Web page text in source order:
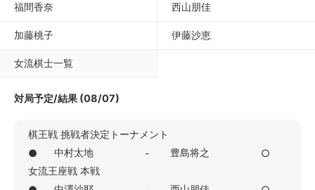
福間香奈 西山朋佳
加藤桃子 伊藤沙恵
女流棋士一覧
対局予定/結果 (08/07)
棋王戦 挑戦者決定トーナメント
●
中村太地 - 豊島将之
○
女流王座戦 本戦